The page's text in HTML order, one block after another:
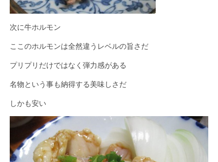
次に牛ホルモン
ここのホルモンは全然違うレベルの旨さだ
プリプリだけではなく弾力感がある
名物という事も納得する美味しさだ
しかも安い